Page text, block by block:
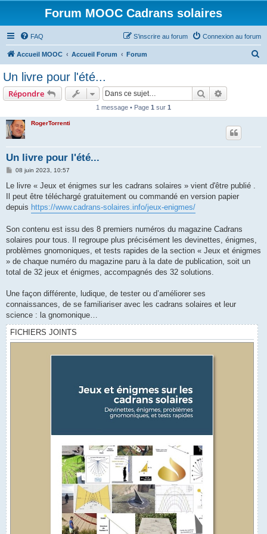
Forum MOOC Cadrans solaires
FAQ Connexion au forum
S’inscrire au forum
Accueil MOOC Accueil Forum Forum
Un livre pour l'été...
Répondre Rechercher
1 message • Page 1 sur 1
RogerTorrenti
Un livre pour l'été...
M
s
a
g
e
08 juin 2023, 10:57
Le livre « Jeux et énigmes sur les cadrans solaires » vient d'être publié .
Il peut être téléchargé gratuitement ou commandé en version papier
depuis https://www.cadrans-solaires.info/jeux-enigmes/
Son contenu est issu des 8 premiers numéros du magazine Cadrans
solaires pour tous. Il regroupe plus précisément les devinettes, énigmes,
problèmes gnomoniques, et tests rapides de la section « Jeux et énigmes
» de chaque numéro du magazine paru à la date de publication, soit un
total de 32 jeux et énigmes, accompagnés des 32 solutions.
Une façon différente, ludique, de tester ou d’améliorer ses
connaissances, de se familiariser avec les cadrans solaires et leur
science : la gnomonique…
FICHIERS JOINTS